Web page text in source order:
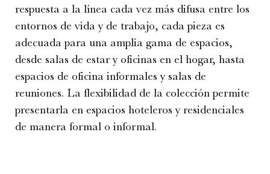
respuesta a la línea cada vez más difusa entre los
entornos de vida y de trabajo, cada pieza es
adecuada para una amplia gama de espacios,
desde salas de estar y oficinas en el hogar, hasta
espacios de oficina informales y salas de
reuniones. La flexibilidad de la colección permite
presentarla en espacios hoteleros y residenciales
de manera formal o informal.